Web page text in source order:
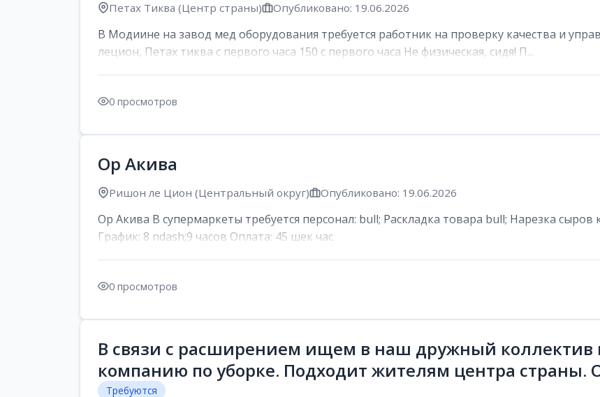
Петах Тиква (Центр страны) Опубликовано: 19.06.2026
В Модиине на завод мед оборудования требуется работник на проверку качества и
лецион, Петах тиква с первого часа 150 с первого часа Не физическая, сидя! П...
0 просмотров
Ор Акива
Ришон ле Цион (Центральный округ) Опубликовано: 19.06.2026
Ор Акива В супермаркеты требуется персонал: bull; Раскладка товара bull; Нарезка
График: 8 ndash;9 часов Оплата: 45 шек час
0 просмотров
В связи с расширением ищем в наш дружный коллектив
компанию по уборке. Подходит жителям центра страны.
Требуются